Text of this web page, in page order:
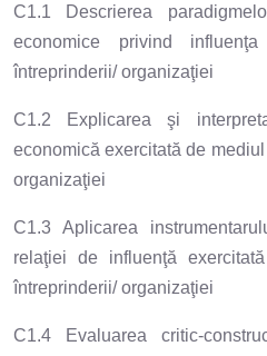
C1.1 Descrierea
economice privind
întreprinderii/ organizaţiei
C1.2 Explicarea şi
economică exercitată de
organizaţiei
C1.3 Aplicarea
relaţiei de influenţă
întreprinderii/ organizaţiei
C1.4 Evaluarea critic-